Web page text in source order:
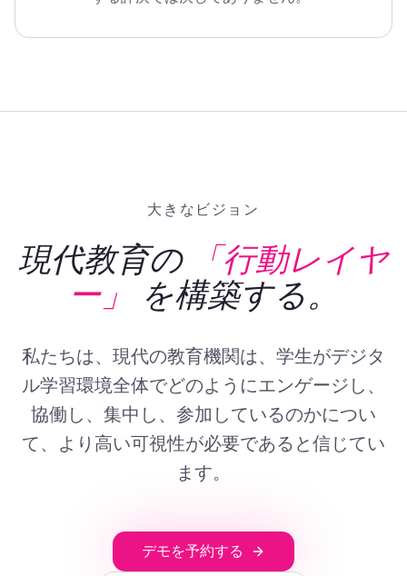
大きなビジョン
現代教育の
「行動レイヤ
ー」
を構築する。
私たちは、現代の教育機関は、学生がデジタ
ル学習環境全体でどのようにエンゲージし、
協働し、集中し、参加しているのかについ
て、より高い可視性が必要であると信じてい
ます。
デモを予約する